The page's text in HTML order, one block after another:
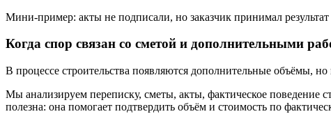
Мини-пример: акты не подписали, но заказчик принимал
Когда спор связан со сметой и дополнительными
В процессе строительства появляются дополнительные объёмы,
Мы анализируем переписку, сметы, акты, фактическое поведение
полезна: она помогает подтвердить объём и стоимость по